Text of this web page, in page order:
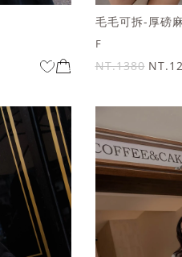
毛毛可拆-厚磅
F
NT.1380